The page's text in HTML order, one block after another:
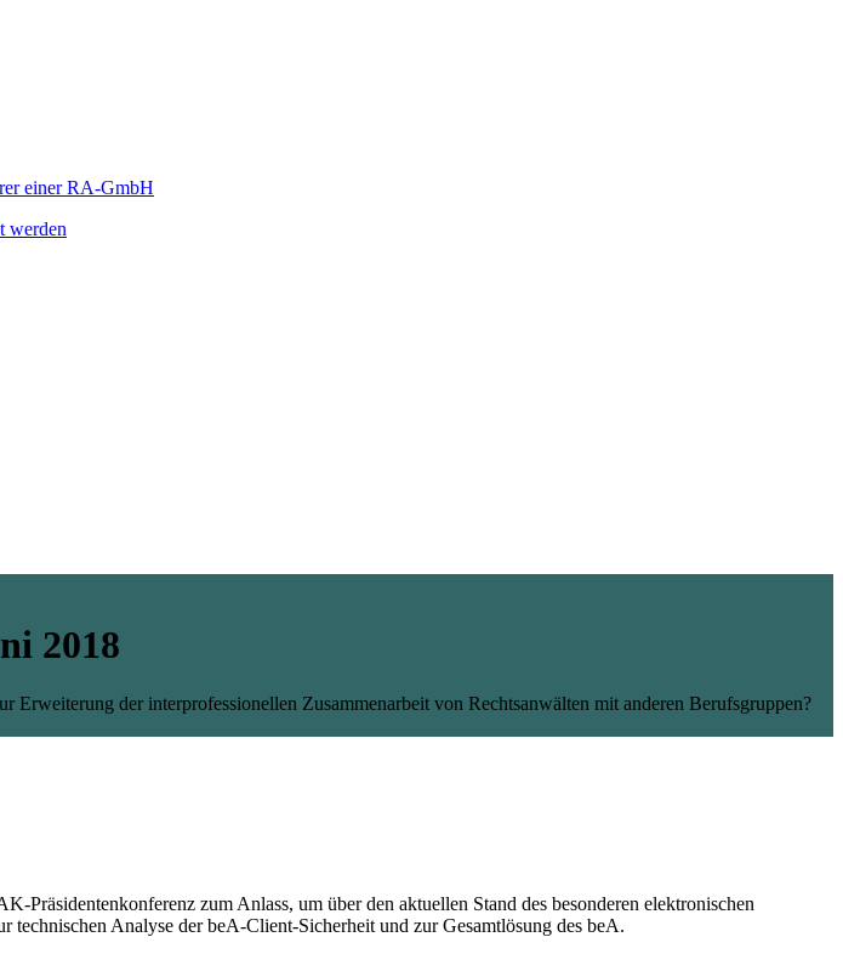
einer RA-GmbH
werden
2018
der interprofessionellen Zusammenarbeit von Rechtsanwälten mit anderen Berufsgruppen?
Präsidentenkonferenz zum Anlass, um über den aktuellen Stand des besonderen elektronischen
Analyse der beA-Client-Sicherheit und zur Gesamtlösung des beA.